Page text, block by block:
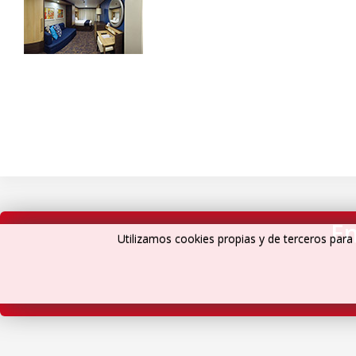
Utilizamos cookies propias y de terceros